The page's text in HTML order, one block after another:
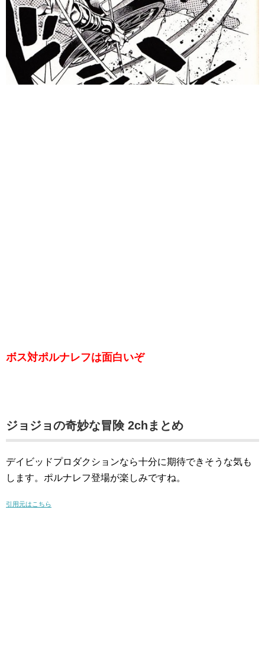
ボス対ポルナレフは面白いぞ
ジョジョの奇妙な冒険 2chまとめ
デイビッドプロダクションなら十分に期待できそうな気も
します。ポルナレフ登場が楽しみですね。
引用元はこちら